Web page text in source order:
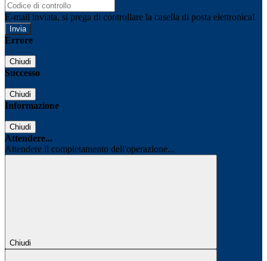
E-mail inviata, si prega di controllare la casella di posta elettronica!
Errore
Chiudi
Successo
Chiudi
Informazione
Chiudi
Attendere...
Attendere il completamento dell'operazione...
Chiudi